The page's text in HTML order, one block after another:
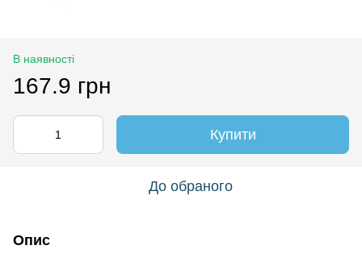
В наявності
167.9 грн
Купити
До обраного
Опис